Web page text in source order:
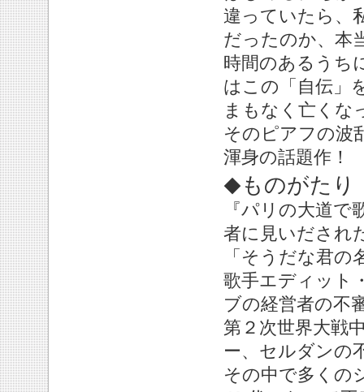
違っていたら、
だったのか、本
時間のあるうち
はこの「自伝」
まもなく亡くな
そのピアフの波
渾身の話題作！
◆ ものがたり
『パリの大道
者に見いだされ
「そうだな君
歌手エディット
ブの経営者の不
第２次世界大戦
ー、セルダンの
その中で多くの